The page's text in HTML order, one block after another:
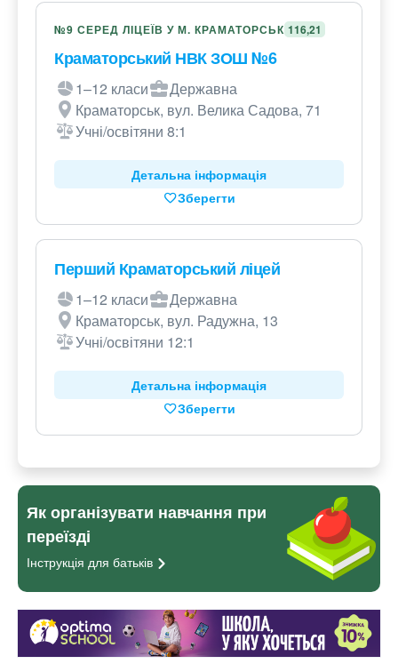
№9 СЕРЕД ЛІЦЕЇВ У М. КРАМАТОРСЬК 116,21
Краматорський НВК ЗОШ №6
1–12 класи
Державна
Краматорськ, вул. Велика Садова, 71
Учні/освітяни 8:1
Детальна інформація
Зберегти
Перший Краматорський ліцей
1–12 класи
Державна
Краматорськ, вул. Радужна, 13
Учні/освітяни 12:1
Детальна інформація
Зберегти
Як організувати навчання при
переїзді
Інструкція для батьків